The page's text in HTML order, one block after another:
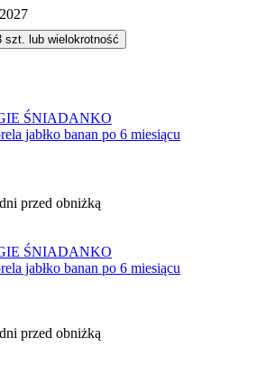
szt. lub wielokrotność
ŚNIADANKO
jabłko banan po 6 miesiącu
przed obniżką
ŚNIADANKO
jabłko banan po 6 miesiącu
przed obniżką